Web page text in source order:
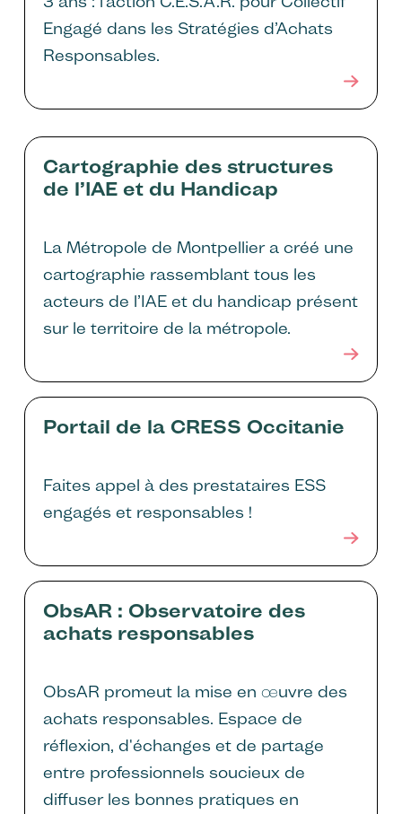
Engagé dans les Stratégies d’Achats
Responsables.
Cartographie des structures
de l’IAE et du Handicap
La Métropole de Montpellier a créé une
cartographie rassemblant tous les
acteurs de l’IAE et du handicap présent
sur le territoire de la métropole.
Portail de la CRESS Occitanie
Faites appel à des prestataires ESS
engagés et responsables !
ObsAR : Observatoire des
achats responsables
ObsAR promeut la mise en œuvre des
achats responsables. Espace de
réflexion, d'échanges et de partage
entre professionnels soucieux de
diffuser les bonnes pratiques en